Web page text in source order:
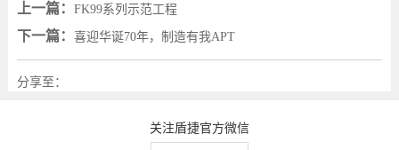
上一篇： FK99系列示范工程
下一篇： 喜迎华诞70年，制造有我APT
分享至：
关注盾捷官方微信